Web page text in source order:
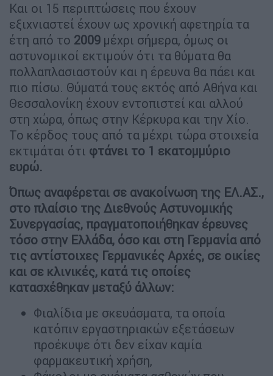
Και οι 15 περιπτώσεις που έχουν
εξιχνιαστεί έχουν ως χρονική αφετηρία τα
έτη από το 2009 μέχρι σήμερα, όμως οι
αστυνομικοί εκτιμούν ότι τα θύματα θα
πολλαπλασιαστούν και η έρευνα θα πάει και
πιο πίσω. Θύματά τους εκτός από Αθήνα και
Θεσσαλονίκη έχουν εντοπιστεί και αλλού
στη χώρα, όπως στην Κέρκυρα και την Χίο.
Το κέρδος τους από τα μέχρι τώρα στοιχεία
εκτιμάται ότι φτάνει το 1 εκατομμύριο
ευρώ.
Όπως αναφέρεται σε ανακοίνωση της ΕΛ.ΑΣ.,
στο πλαίσιο της Διεθνούς Αστυνομικής
Συνεργασίας, πραγματοποιήθηκαν έρευνες
τόσο στην Ελλάδα, όσο και στη Γερμανία από
τις αντίστοιχες Γερμανικές Αρχές, σε οικίες
και σε κλινικές, κατά τις οποίες
κατασχέθηκαν μεταξύ άλλων:
Φιαλίδια με σκευάσματα, τα οποία
κατόπιν εργαστηριακών εξετάσεων
προέκυψε ότι δεν είχαν καμία
φαρμακευτική χρήση,